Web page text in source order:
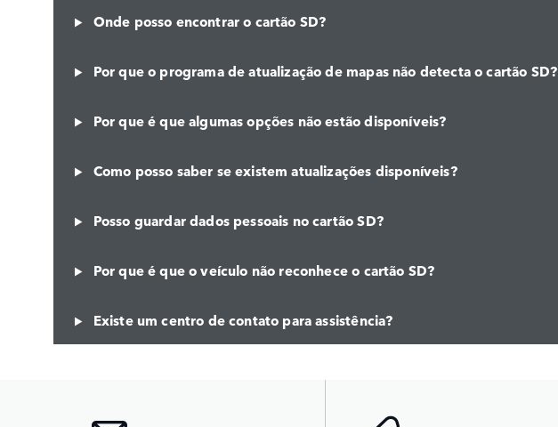
Onde posso encontrar o cartão SD?
Por que o programa de atualização de mapas não detecta o cartão SD?
Por que é que algumas opções não estão disponíveis?
Como posso saber se existem atualizações disponíveis?
Posso guardar dados pessoais no cartão SD?
Por que é que o veículo não reconhece o cartão SD?
Existe um centro de contato para assistência?